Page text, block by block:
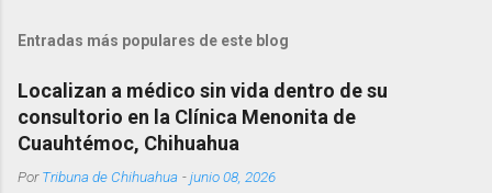
Entradas más populares de este blog
Localizan a médico sin vida dentro de su
consultorio en la Clínica Menonita de
Cuauhtémoc, Chihuahua
PorTribuna de Chihuahua -junio 08, 2026